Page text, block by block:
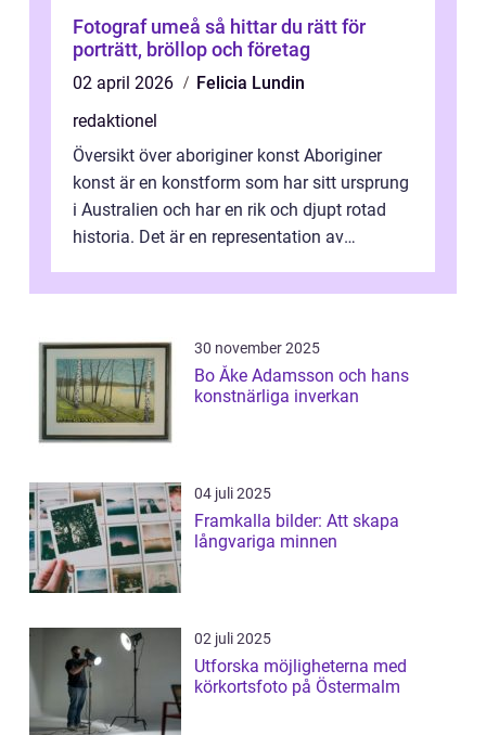
Fotograf umeå så hittar du rätt för
porträtt, bröllop och företag
02 april 2026
Felicia Lundin
redaktionel
Översikt över aboriginer konst Aboriginer
konst är en konstform som har sitt ursprung
i Australien och har en rik och djupt rotad
historia. Det är en representation av
30 november 2025
Bo Åke Adamsson och hans
konstnärliga inverkan
04 juli 2025
Framkalla bilder: Att skapa
långvariga minnen
02 juli 2025
Utforska möjligheterna med
körkortsfoto på Östermalm